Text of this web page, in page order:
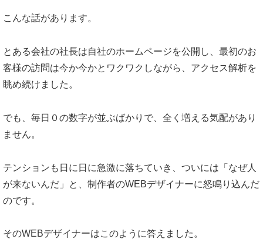
こんな話があります。
とある会社の社長は自社のホームページを公開し、最初のお
客様の訪問は今か今かとワクワクしながら、アクセス解析を
眺め続けました。
でも、毎日０の数字が並ぶばかりで、全く増える気配があり
ません。
テンションも日に日に急激に落ちていき、ついには「なぜ人
が来ないんだ」と、制作者のWEBデザイナーに怒鳴り込んだ
のです。
そのWEBデザイナーはこのように答えました。